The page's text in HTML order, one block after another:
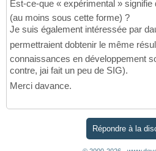
Est-ce-que « expérimental » signifie
(au moins sous cette forme) ?
Je suis également intéressée par
permettraient dobtenir le même
connaissances en développement
contre, jai fait un peu de SIG).
Merci davance.
Répondre à la